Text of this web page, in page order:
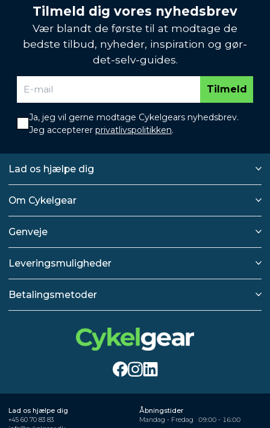
Tilmeld dig vores nyhedsbrev
Vær blandt de første til at modtage de
bedste tilbud, nyheder, inspiration og gør-
det-selv-guides.
Tilmeld
Ja, jeg vil gerne modtage Cykelgears nyhedsbrev.
Jeg accepterer privatlivspolitikken.
Lad os hjælpe dig
Om Cykelgear
Genveje
Leveringsmuligheder
Betalingsmetoder
Lad os hjælpe dig
+45 60 70 83 83
Åbningstider
Mandag - Fredag
09:00 - 16:00